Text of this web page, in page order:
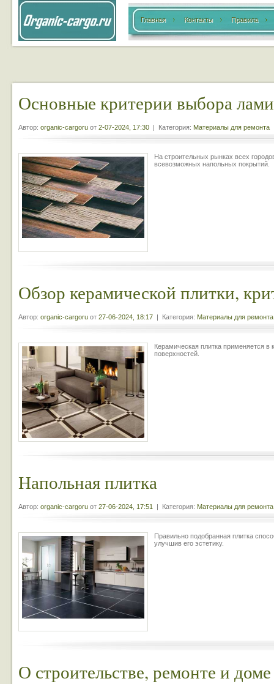
Главная Контакты Правила
Основные критерии выбора
Автор: organic-cargoru от 2-07-2024, 17:30 | Категория: Материалы для ремонта
На строительных рынках всех
всевозможных напольных покрытий.
Обзор керамической плитки,
Автор: organic-cargoru от 27-06-2024, 18:17 | Категория: Материалы для ремонта
Керамическая плитка применяется в
поверхностей.
Напольная плитка
Автор: organic-cargoru от 27-06-2024, 17:51 | Категория: Материалы для ремонта
Правильно подобранная плитка
улучшив его эстетику.
О строительстве, ремонте и доме